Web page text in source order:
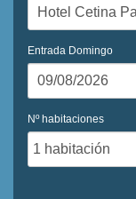
Entrada Domingo
Nº habitaciones